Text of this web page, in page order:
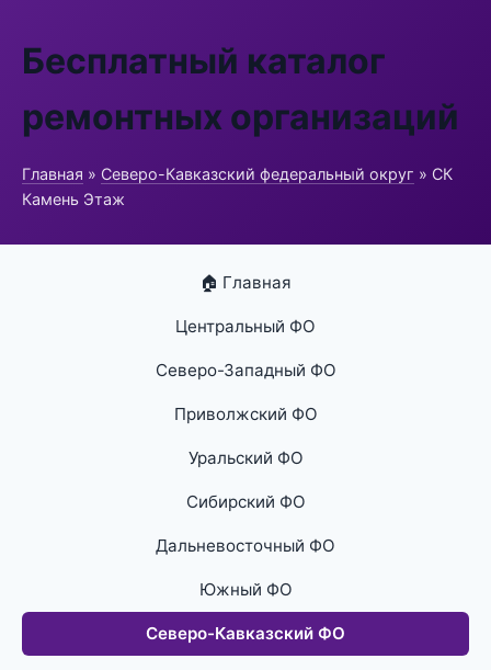
Бесплатный каталог
ремонтных организаций
Главная » Северо-Кавказский федеральный округ » СК
Камень Этаж
🏠 Главная
Центральный ФО
Северо-Западный ФО
Приволжский ФО
Уральский ФО
Сибирский ФО
Дальневосточный ФО
Южный ФО
Северо-Кавказский ФО